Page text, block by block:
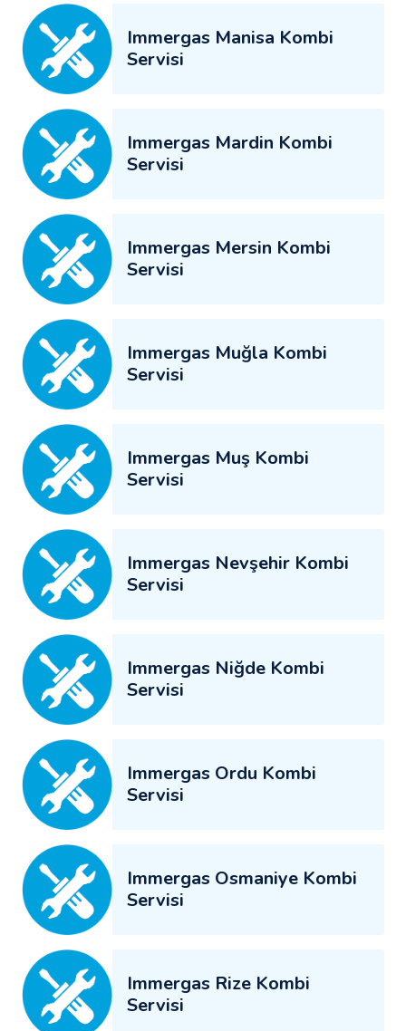
Immergas Manisa Kombi
Servisi
Immergas Mardin Kombi
Servisi
Immergas Mersin Kombi
Servisi
Immergas Muğla Kombi
Servisi
Immergas Muş Kombi
Servisi
Immergas Nevşehir Kombi
Servisi
Immergas Niğde Kombi
Servisi
Immergas Ordu Kombi
Servisi
Immergas Osmaniye Kombi
Servisi
Immergas Rize Kombi
Servisi